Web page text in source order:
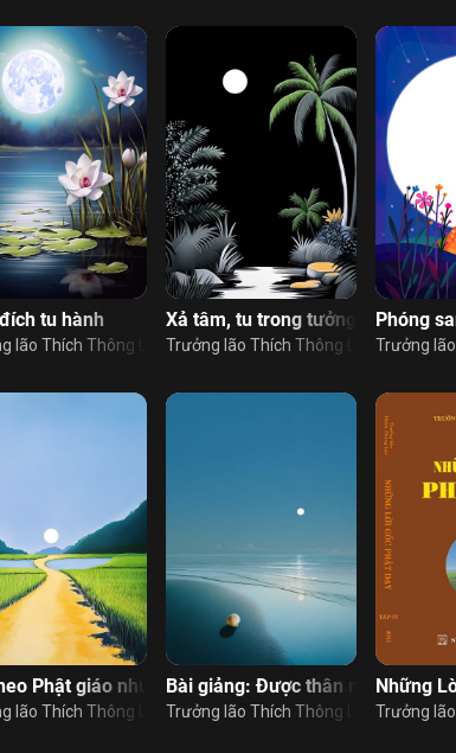
tu hành
lão Thích Thông Lạc
Xả tâm, tu trong tưởng, nhân quả,
Trưởng lão Thích Thông Lạc
Phóng
Trưởng lão
Phật pháp
Phật giáo nhưng sao lại khổ đau?
lão Thích Thông Lạc
Bài giảng: Được thân người là khó
Trưởng lão Thích Thông Lạc
Những
Trưởng lão
Địa chỉ email
Mật khẩu
Nhập lại mật khẩu
ĐĂNG KÝ
Nhấn vào nút “đăng ký” khẳng định bạn đã
đọc và đồng ý với Nội Quy Sử Dụng Website
Đăng ký nhận tin bài qua email
Vui lòng kiểm tra email để xác thực
đăng ký thành công
XONG
Địa chỉ email
TIẾP TỤC
Trở lại
Liên kết để khôi phục mật khẩu đã
được gửi đến địa chỉ
Mật khẩu
ĐĂNG NHẬP NGAY
Đăng nhập
Sign in
Chia sẻ
Facebook Twitter Zalo Copy link